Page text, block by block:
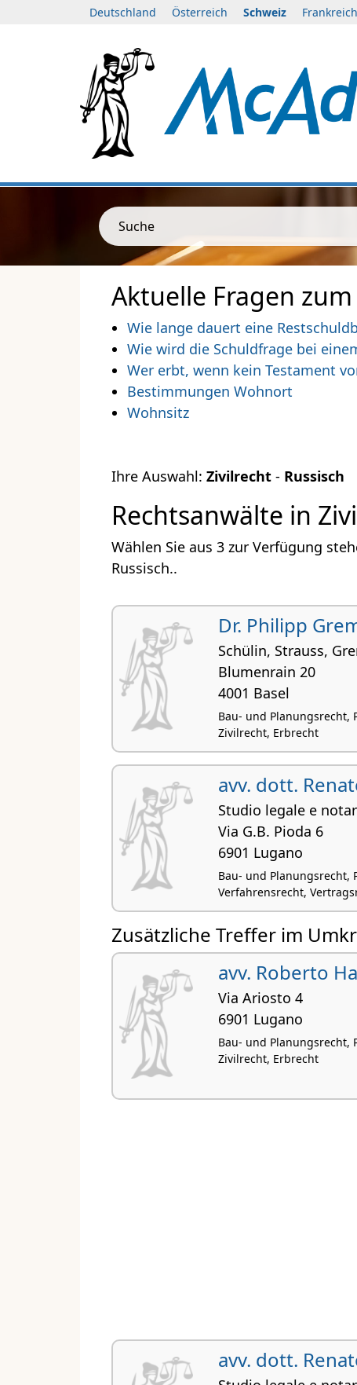
Deutschland Österreich Schweiz Frankreich
Suche
Aktuelle Fragen
Wie lange dauert eine
Wie wird die Schuldfrage bei
Wer erbt, wenn kein Testament
Bestimmungen Wohnort
Wohnsitz
Ihre Auswahl: Zivilrecht - Russisch
Rechtsanwälte in
Wählen Sie aus 3 zur Verfügung
Russisch..
Dr. Philipp
Schülin, Strauss,
Blumenrain 20
4001 Basel
Bau- und Planungsrecht,
Zivilrecht, Erbrecht
avv. dott.
Studio legale e
Via G.B. Pioda 6
6901 Lugano
Bau- und Planungsrecht,
Verfahrensrecht,
Zusätzliche Treffer im
avv. Roberto
Via Ariosto 4
6901 Lugano
Bau- und Planungsrecht,
Zivilrecht, Erbrecht
avv. dott.